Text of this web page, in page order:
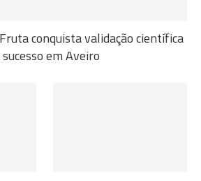
conquista validação científica
em Aveiro